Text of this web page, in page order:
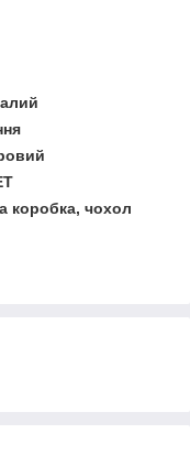
коробка, чохол